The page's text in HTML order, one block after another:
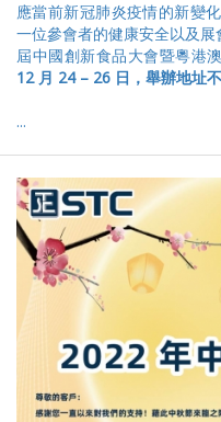
應當前新冠肺炎疫情的新變
一位參會者的健康安全以及
屆中國創新食品大會暨粵港
12 月 24– 26 日，舉辦地址
...